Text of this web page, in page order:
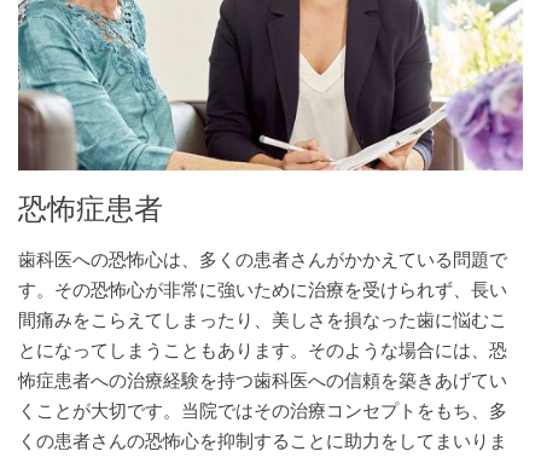
恐怖症患者
歯科医への恐怖心は、多くの患者さんがかかえている問題で
す。その恐怖心が非常に強いために治療を受けられず、長い
間痛みをこらえてしまったり、美しさを損なった歯に悩むこ
とになってしまうこともあります。そのような場合には、恐
怖症患者への治療経験を持つ歯科医への信頼を築きあげてい
くことが大切です。当院ではその治療コンセプトをもち、多
くの患者さんの恐怖心を抑制することに助力をしてまいりま